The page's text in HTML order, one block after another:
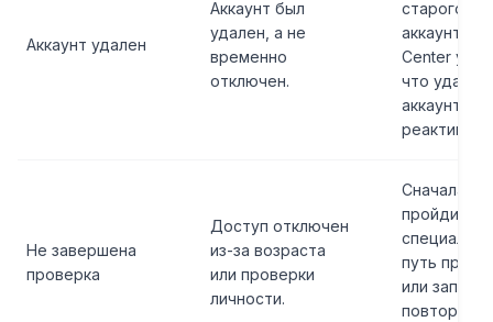
Аккаунт удален
Аккаунт был
удален, а не
временно
отключен.
старого
аккаунта; в
Center
что
аккаунты
Не завершена
проверка
Доступ отключен
из-за возраста
или проверки
личности.
Сначала
пройдите
путь
или
повторную